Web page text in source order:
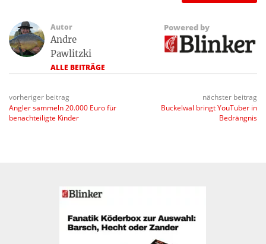
Autor
Andre
Pawlitzki
ALLE BEITRÄGE
Powered by
vorheriger beitrag
Angler sammeln 20.000 Euro für
benachteiligte Kinder
nächster beitrag
Buckelwal bringt YouTuber in
Bedrängnis